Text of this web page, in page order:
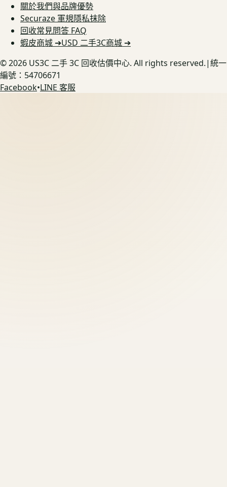
關於我們與品牌優勢
Securaze 軍規隱私抹除
回收常見問答 FAQ
蝦皮商城 ➔USD 二手3C商城 ➔
©2026 US3C 二手 3C 回收估價中心. All rights reserved.|統一
編號：54706671
Facebook•LINE 客服